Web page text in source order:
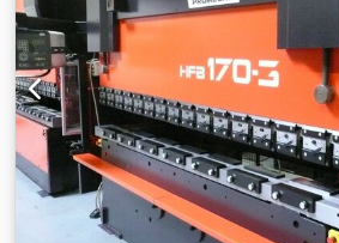
x, R Control: Cybelec DNC 800 Peso
16 t EQUIPAMIENTO Pedal de pie a
hidráulica de útiles superiores
Sujeción hidráulica de útiles
ajustables manualmente
Juego de herramientas Puertas